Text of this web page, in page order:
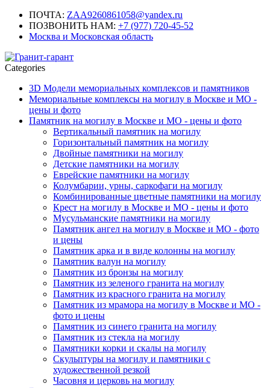
ПОЧТА: ZAA9260861058@yandex.ru
ПОЗВОНИТЬ НАМ: +7 (977) 720-45-52
Москва и Московская область
Categories
3D Модели мемориальных комплексов и памятников
Мемориальные комплексы на могилу в Москве и МО -
цены и фото
Памятник на могилу в Москве и МО - цены и фото
Вертикальный памятник на могилу
Горизонтальный памятник на могилу
Двойные памятники на могилу
Детские памятники на могилу
Еврейские памятники на могилу
Колумбарии, урны, саркофаги на могилу
Комбинированные цветные памятники на могилу
Крест на могилу в Москве и МО - цены и фото
Мусульманские памятники на могилу
Памятник ангел на могилу в Москве и МО - фото
и цены
Памятник арка и в виде колонны на могилу
Памятник валун на могилу
Памятник из бронзы на могилу
Памятник из зеленого гранита на могилу
Памятник из красного гранита на могилу
Памятник из мрамора на могилу в Москве и МО -
фото и цены
Памятник из синего гранита на могилу
Памятник из стекла на могилу
Памятники корки и скалы на могилу
Скульптуры на могилу и памятники с
художественной резкой
Часовня и церковь на могилу